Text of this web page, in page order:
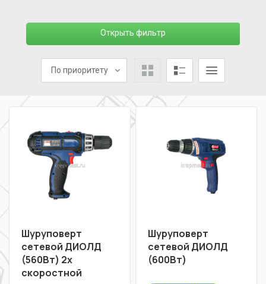
Открыть фильтр
По приоритету
Шуруповерт
сетевой ДИОЛД
(560Вт) 2х
скоростной
Шуруповерт
сетевой ДИОЛД
(600Вт)